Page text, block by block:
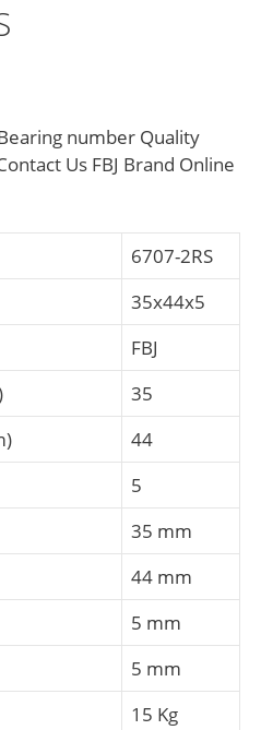
number Quality
Us FBJ Brand Online
6707-2RS
35x44x5
FBJ
35
44
5
35 mm
44 mm
5 mm
5 mm
15 Kg